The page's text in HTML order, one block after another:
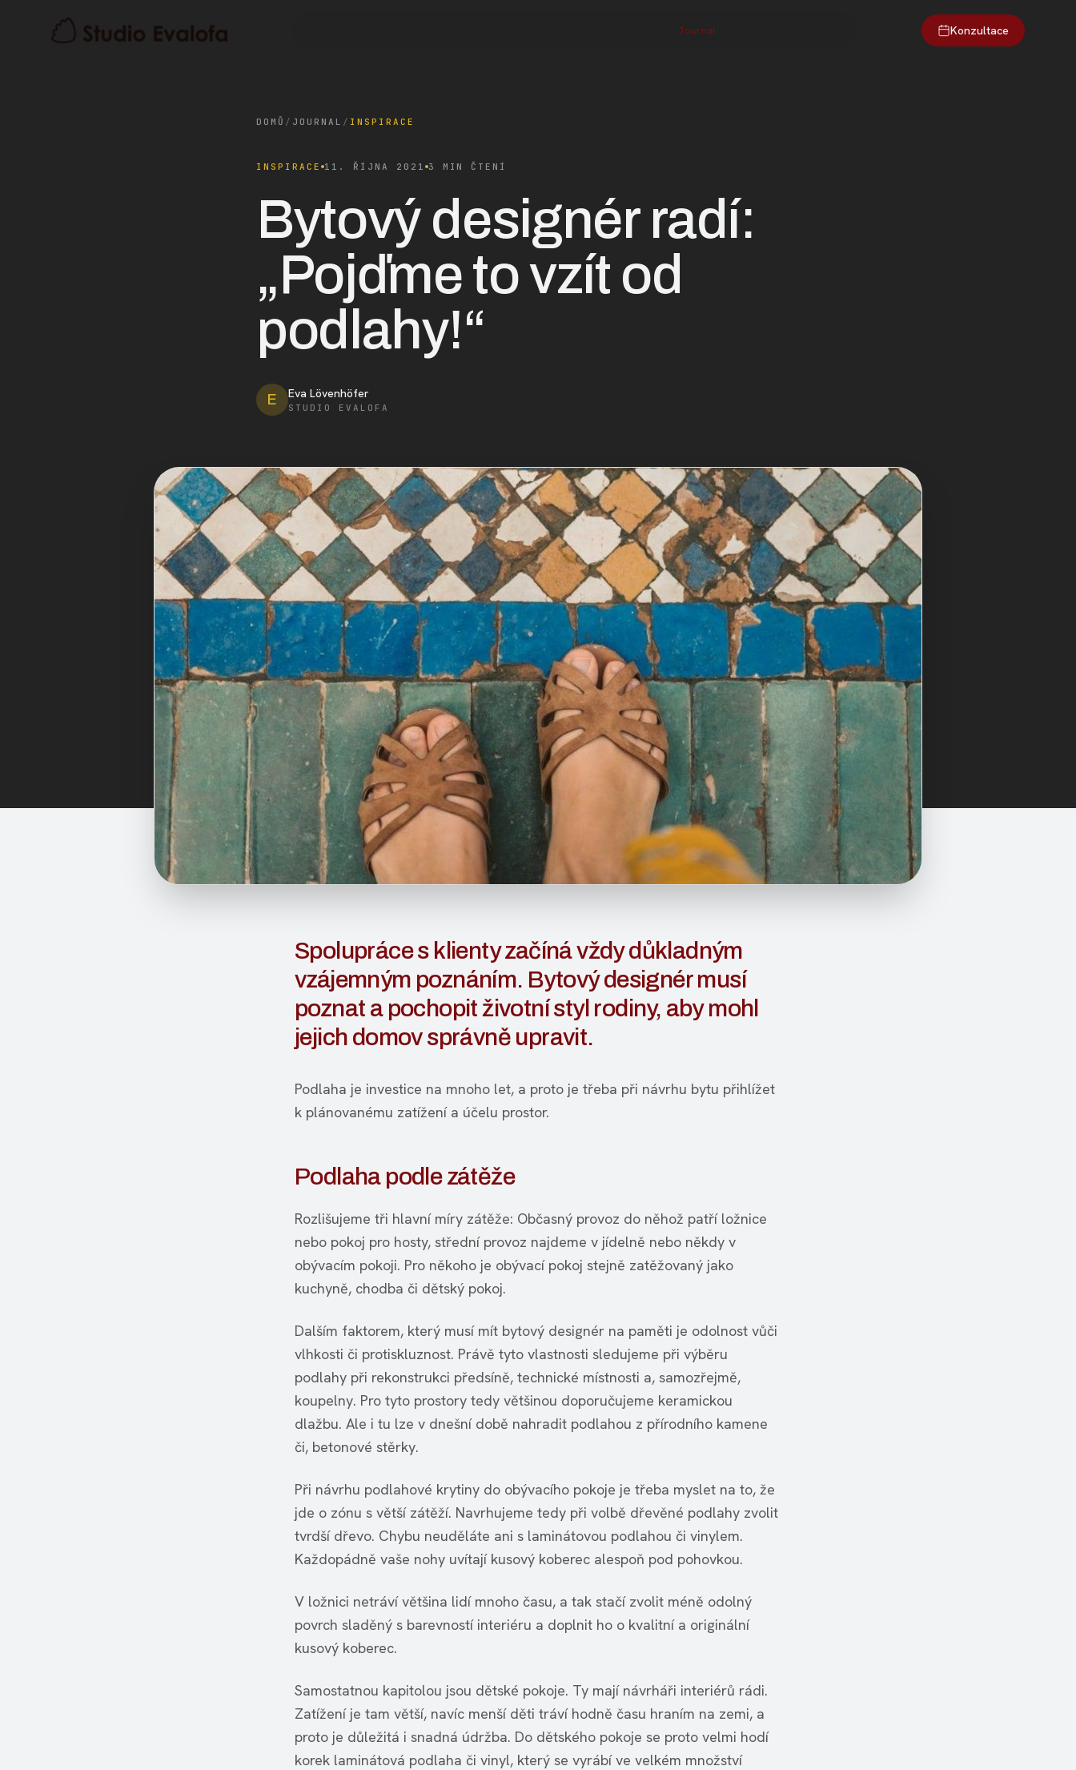
Journal Konzultace
DOMŮ / JOURNAL / INSPIRACE
INSPIRACE 11. ŘÍJNA 2021 3 MIN ČTENÍ
Bytový designér radí:
„Pojďme to vzít od
podlahy!“
E Eva Lövenhöfer
STUDIO EVALOFA
Spolupráce s klienty začíná vždy důkladným
vzájemným poznáním. Bytový designér musí
poznat a pochopit životní styl rodiny, aby mohl
jejich domov správně upravit.
Podlaha je investice na mnoho let, a proto je třeba při návrhu bytu přihlížet
k plánovanému zatížení a účelu prostor.
Podlaha podle zátěže
Rozlišujeme tři hlavní míry zátěže: Občasný provoz do něhož patří ložnice
nebo pokoj pro hosty, střední provoz najdeme v jídelně nebo někdy v
obývacím pokoji. Pro někoho je obývací pokoj stejně zatěžovaný jako
kuchyně, chodba či dětský pokoj.
Dalším faktorem, který musí mít bytový designér na paměti je odolnost vůči
vlhkosti či protiskluznost. Právě tyto vlastnosti sledujeme při výběru
podlahy při rekonstrukci předsíně, technické místnosti a, samozřejmě,
koupelny. Pro tyto prostory tedy většinou doporučujeme keramickou
dlažbu. Ale i tu lze v dnešní době nahradit podlahou z přírodního kamene
či, betonové stěrky.
Při návrhu podlahové krytiny do obývacího pokoje je třeba myslet na to, že
jde o zónu s větší zátěží. Navrhujeme tedy při volbě dřevěné podlahy zvolit
tvrdší dřevo. Chybu neuděláte ani s laminátovou podlahou či vinylem.
Každopádně vaše nohy uvítají kusový koberec alespoň pod pohovkou.
V ložnici netráví většina lidí mnoho času, a tak stačí zvolit méně odolný
povrch sladěný s barevností interiéru a doplnit ho o kvalitní a originální
kusový koberec.
Samostatnou kapitolou jsou dětské pokoje. Ty mají návrháři interiérů rádi.
Zatížení je tam větší, navíc menší děti tráví hodně času hraním na zemi, a
proto je důležitá i snadná údržba. Do dětského pokoje se proto velmi hodí
korek laminátová podlaha či vinyl, který se vyrábí ve velkém množství